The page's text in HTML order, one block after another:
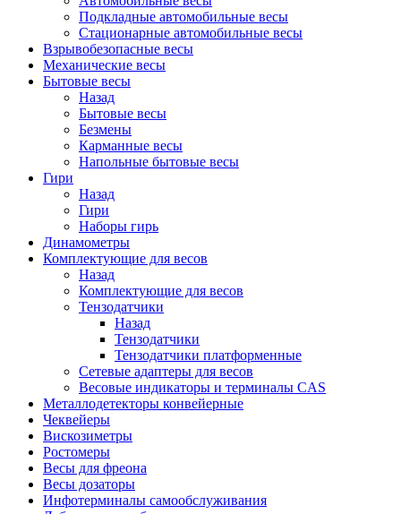
Подкладные автомобильные весы
Стационарные автомобильные весы
Взрывобезопасные весы
Механические весы
Бытовые весы
Назад
Бытовые весы
Безмены
Карманные весы
Напольные бытовые весы
Гири
Назад
Гири
Наборы гирь
Динамометры
Комплектующие для весов
Назад
Комплектующие для весов
Тензодатчики
Назад
Тензодатчики
Тензодатчики платформенные
Сетевые адаптеры для весов
Весовые индикаторы и терминалы CAS
Металлодетекторы конвейерные
Чеквейеры
Вискозиметры
Ростомеры
Весы для фреона
Весы дозаторы
Инфотерминалы самообслуживания